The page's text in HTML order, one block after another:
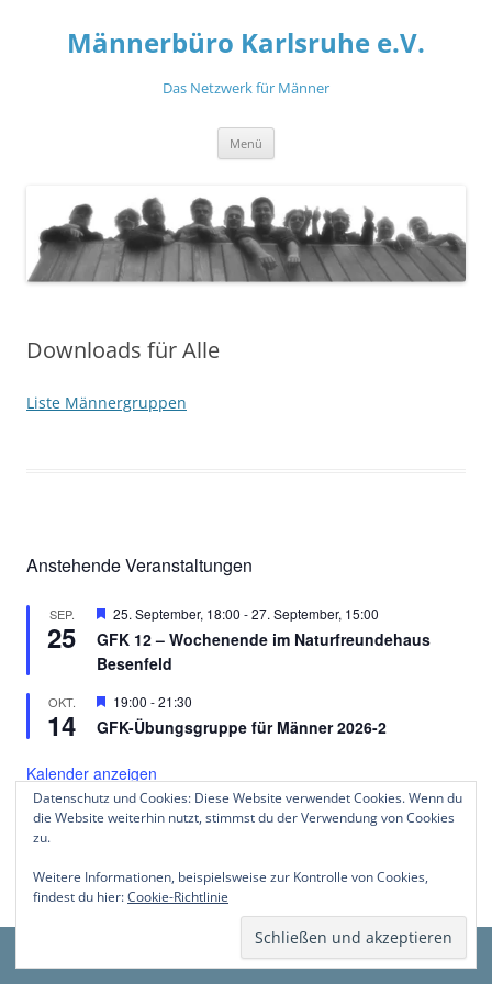
springenMännerbüro Karlsruhe e.V.
Das Netzwerk für Männer
Menü
Downloads für Alle
Liste Männergruppen
Anstehende Veranstaltungen
SEP.
25
Hervorgehoben
25. September, 18:00 -27. September, 15:00
GFK 12 – Wochenende im Naturfreundehaus
Besenfeld
OKT.
14
Hervorgehoben
19:00 -21:30
GFK-Übungsgruppe für Männer 2026-2
Kalender anzeigen
Datenschutzerklärung Mit Stolz präsentiert von WordPress
Datenschutz und Cookies: Diese Website verwendet Cookies. Wenn du
die Website weiterhin nutzt, stimmst du der Verwendung von Cookies
zu.
Weitere Informationen, beispielsweise zur Kontrolle von Cookies,
findest du hier:Cookie-Richtlinie